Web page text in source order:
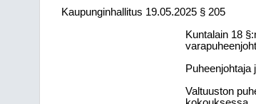
Kaupunginhallitus 19.05.2025 § 205
Kuntalain 18
Valtuuston